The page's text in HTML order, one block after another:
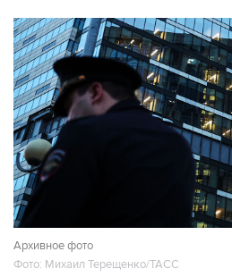
Архивное фото
Фото: Михаил Терещенко/ТАСС